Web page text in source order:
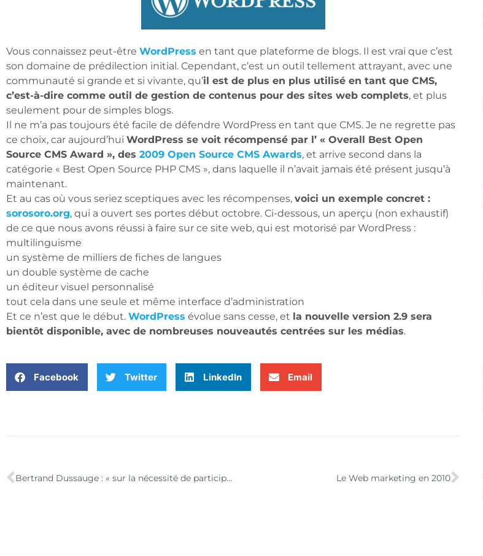
Vous connaissez peut-être WordPress en tant que plateforme de blogs. Il est vrai que c’est
son domaine de prédilection initial. Cependant, c’est un outil tellement attrayant, avec une
communauté si grande et si vivante, qu’il est de plus en plus utilisé en tant que CMS,
c’est-à-dire comme outil de gestion de contenus pour des sites web complets, et plus
seulement pour de simples blogs.
Il ne m’a pas toujours été facile de défendre WordPress en tant que CMS. Je ne regrette pas
ce choix, car aujourd’hui WordPress se voit récompensé par l’ « Overall Best Open
Source CMS Award », des 2009 Open Source CMS Awards, et arrive second dans la
catégorie « Best Open Source PHP CMS », dans laquelle il n’avait jamais été présent jusqu’à
maintenant.
Et au cas où vous seriez sceptiques avec les récompenses, voici un exemple concret :
sorosoro.org, qui a ouvert ses portes début octobre. Ci-dessous, un aperçu (non exhaustif)
de ce que nous avons réussi à faire sur ce site web, qui est motorisé par WordPress :
multilinguisme
un système de milliers de fiches de langues
un double système de cache
un éditeur visuel personnalisé
tout cela dans une seule et même interface d’administration
Et ce n’est que le début. WordPress évolue sans cesse, et la nouvelle version 2.9 sera
bientôt disponible, avec de nombreuses nouveautés centrées sur les médias.
Facebook Twitter LinkedIn Email
Bertrand Dussauge : « sur la nécessité de participer aux réseaux sociaux » Le Web marketing en 2010